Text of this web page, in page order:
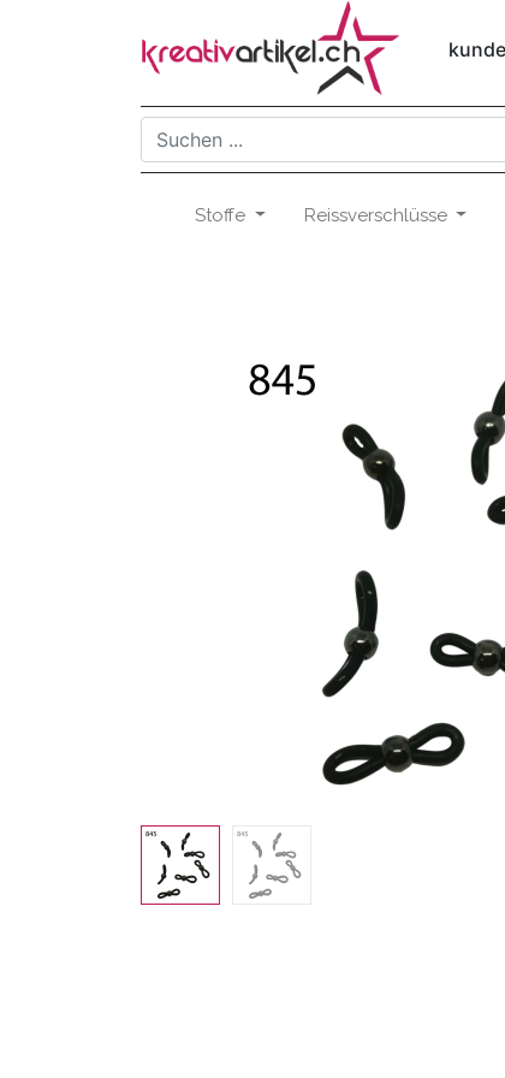
Stoffe Reissverschlüsse